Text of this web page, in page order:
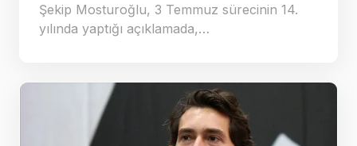
Şekip Mosturoğlu, 3 Temmuz sürecinin 14.
yılında yaptığı açıklamada,…